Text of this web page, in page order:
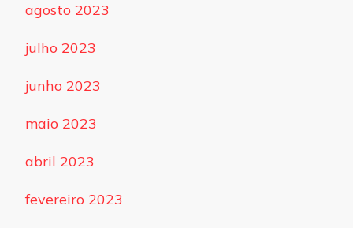
agosto 2023
julho 2023
junho 2023
maio 2023
abril 2023
fevereiro 2023